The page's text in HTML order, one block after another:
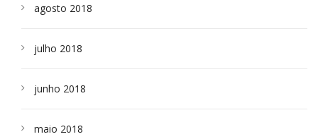
agosto 2018
julho 2018
junho 2018
maio 2018